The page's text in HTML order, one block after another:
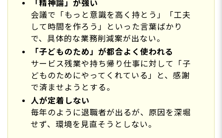
「精神論」が強い
会議で「もっと意識を高く持とう」「工夫
して時間を作ろう」といった言葉ばかり
で、具体的な業務削減案が出ない。
「子どものため」が都合よく使われる
サービス残業や持ち帰り仕事に対して「子
どものためにやってくれている」と、感謝
で済ませようとする。
人が定着しない
毎年のように退職者が出るが、原因を深堀
せず、環境を見直そうとしない。